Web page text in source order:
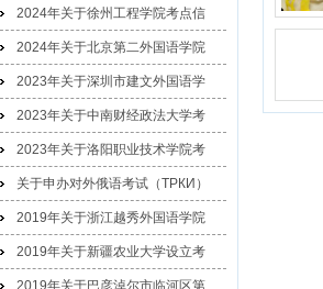
2024年关于徐州工程学院考点信
2024年关于北京第二外国语学院
2023年关于深圳市建文外国语学
2023年关于中南财经政法大学考
2023年关于洛阳职业技术学院考
关于申办对外俄语考试（ТРКИ）
2019年关于浙江越秀外国语学院
2019年关于新疆农业大学设立考
2019年关于巴彦淖尔市临河区第